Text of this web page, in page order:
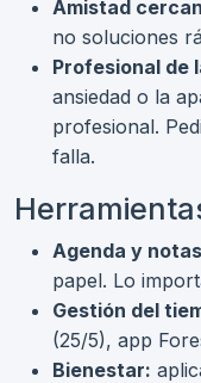
Amistad
no soluciones
Profesional de
ansiedad o la
profesional.
falla.
Agenda y
papel. Lo
Gestión del
(25/5), app
Bienestar: